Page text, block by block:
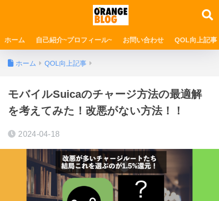
ホーム 自己紹介~プロフィール~ お問い合わせ QOL向上記事
ホーム QOL向上記事
モバイルSuicaのチャージ方法の最適解
を考えてみた！改悪がない方法！！
2024-04-18